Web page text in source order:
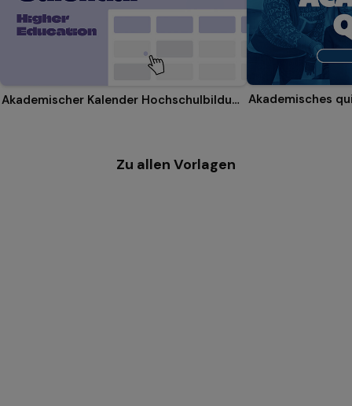
Akademischer Kalender Hochschulbildung Akademisches
Zu allen Vorlagen